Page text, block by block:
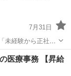
7月31日
長期安定の職場で
医療事務 【昇給